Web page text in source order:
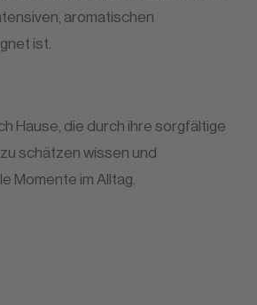
aromatischen
ist.
Hause, die durch ihre sorgfältige
schätzen wissen und
Momente im Alltag.